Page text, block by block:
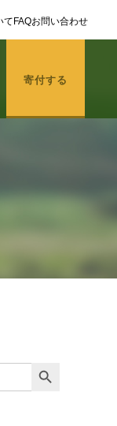
てFAQお問い合わせ
寄付する
Search Button